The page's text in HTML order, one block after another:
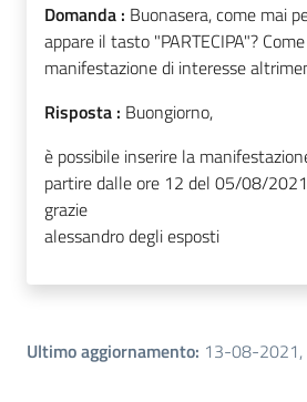
Domanda : Buonasera, come mai
appare il tasto "PARTECIPA"?
manifestazione di interesse
Risposta : Buongiorno,
è possibile inserire la
partire dalle ore 12 del 05/08/
grazie
alessandro degli esposti
Ultimo aggiornamento: 13-08-2021,